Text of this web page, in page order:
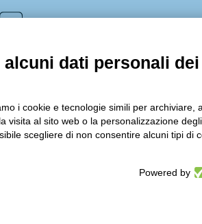
dati personali dei
i cookie e tecnologie simili per archiviare,
al sito web o la personalizzazione
scegliere di non consentire alcuni tipi di
Powered by